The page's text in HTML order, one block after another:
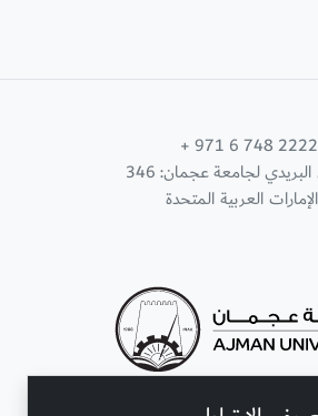
+ 971 6 748 2222
لجامعة عجمان: 346
العربية المتحدة